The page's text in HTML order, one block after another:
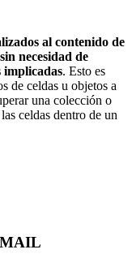
al contenido de
necesidad de
implicadas. Esto es
de celdas u objetos a
una colección o
celdas dentro de un